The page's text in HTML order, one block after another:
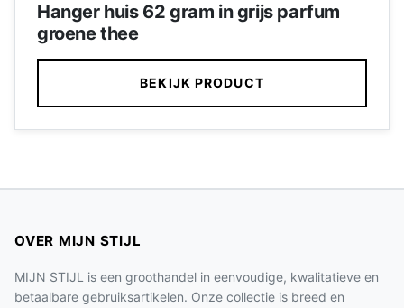
Hanger huis 62 gram in grijs parfum
groene thee
BEKIJK PRODUCT
OVER MIJN STIJL
MIJN STIJL is een groothandel in eenvoudige, kwalitatieve en
betaalbare gebruiksartikelen. Onze collectie is breed en